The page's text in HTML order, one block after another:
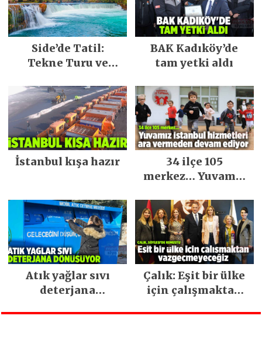
Side’de Tatil:
Tekne Turu ve
BAK Kadıköy’de
tam yetki aldı
İstanbul kışa hazır
34 ilçe 105
merkez… Yuvamız
ara vermeden
devam ediyor
Atık yağlar sıvı
deterjana
Çalık: Eşit bir ülke
için çalışmaktan